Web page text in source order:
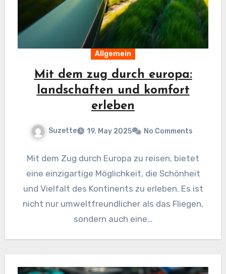
Allgemein
Mit dem zug durch europa:
landschaften und komfort
erleben
Suzette 19. May 2025 No Comments
Mit dem Zug durch Europa zu reisen, bietet
eine einzigartige Möglichkeit, die Schönheit
und Vielfalt des Kontinents zu erleben. Es ist
nicht nur umweltfreundlicher als das Fliegen,
sondern auch eine…